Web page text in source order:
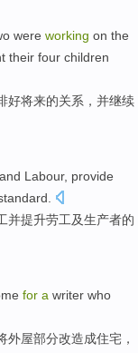
were working on the
their four children
好将来的关系 ， 并继续
and Labour, provide
并提升劳工及生产者的
for a writer who
外屋部分改造成住宅 ，